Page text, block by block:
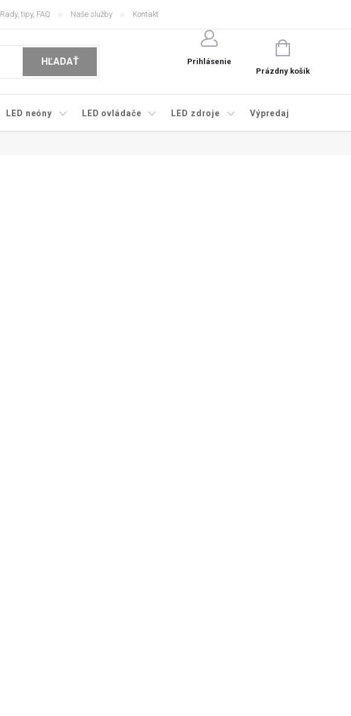
Rady, tipy, FAQ Naše služby Kontakt
HĽADAŤ Prihlásenie
NÁKUPNÝ
KOŠÍK
Prázdny košík
LED neóny LED ovládače LED zdroje Výpredaj